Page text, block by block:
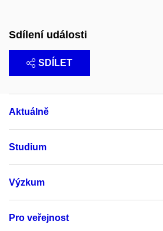
Sdílení události
SDÍLET
Aktuálně
Studium
Výzkum
Pro veřejnost